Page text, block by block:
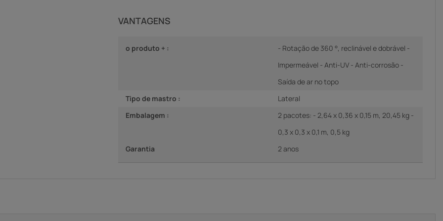
VANTAGENS
o produto + :
- Rotação de 360 °, reclinável e dobrável -
Impermeável - Anti-UV - Anti-corrosão -
Saída de ar no topo
Tipo de mastro :
Lateral
Embalagem :
2 pacotes: - 2,64 x 0,36 x 0,15 m, 20,45 kg -
0,3 x 0,3 x 0,1 m, 0,5 kg
Garantia
2 anos